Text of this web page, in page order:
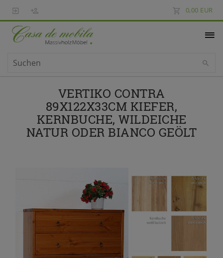
0,00 EUR
VERTIKO CONTRA
89X122X33CM KIEFER,
KERNBUCHE, WILDEICHE
NATUR ODER BIANCO GEÖLT